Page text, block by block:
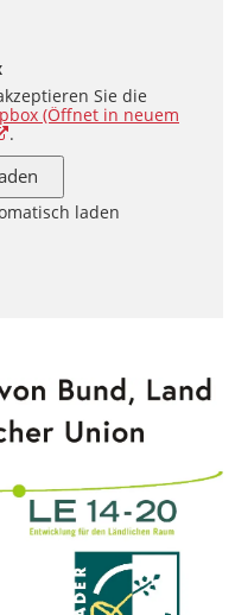
Sie die
(Öffnet in neuem
.
laden